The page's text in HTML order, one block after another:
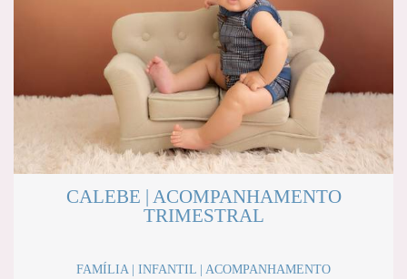
CALEBE | ACOMPANHAMENTO
TRIMESTRAL
FAMÍLIA | INFANTIL | ACOMPANHAMENTO